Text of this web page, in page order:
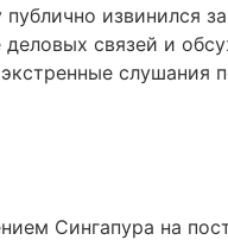
извинился
деловых связей и
слушания
Сингапура на